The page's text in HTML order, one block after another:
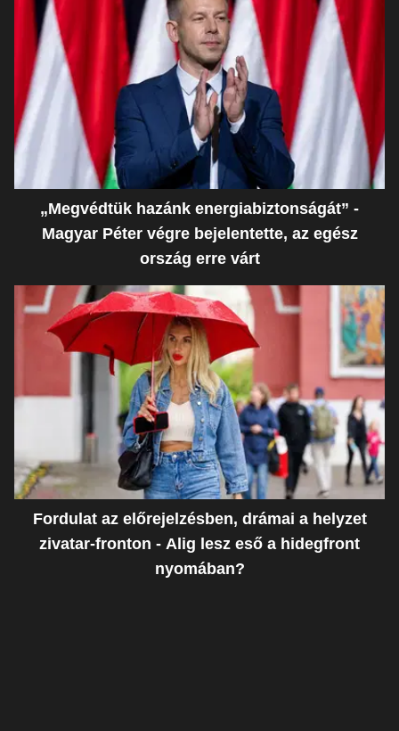
„Megvédtük hazánk energiabiztonságát” -
Magyar Péter végre bejelentette, az egész
ország erre várt
Fordulat az előrejelzésben, drámai a helyzet
zivatar-fronton - Alig lesz eső a hidegfront
nyomában?